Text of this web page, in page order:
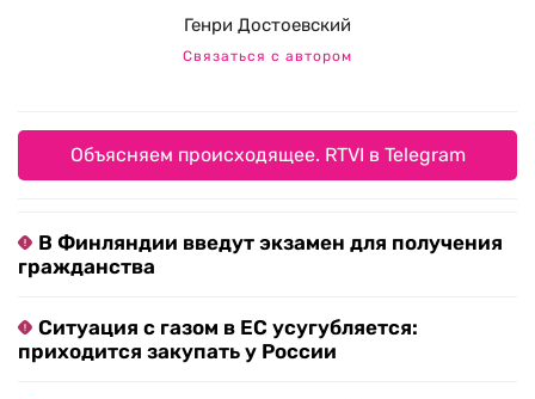
Генри Достоевский
Связаться с автором
Объясняем происходящее. RTVI в Telegram
В Финляндии введут экзамен для получения
гражданства
Ситуация с газом в ЕС усугубляется:
приходится закупать у России